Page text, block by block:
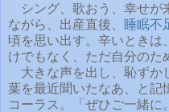
シング、歌おう、幸せが
ながら、出産直後、
睡眠不
頃を思い出す。辛いときは
けでもなく、ただ自分のた
大きな声を出し、恥ずか
葉を最近聞いたなあ、と記
コーラス。「ぜひご一緒に